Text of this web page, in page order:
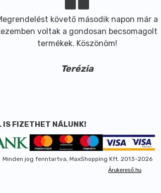
követő második napon már a
voltak a gondosan becsomagolt
termékek. Köszönöm!
Terézia
IS FIZETHET NÁLUNK!
Minden jog fenntartva, MaxShopping Kft. 2013-2026
Árukereső.hu